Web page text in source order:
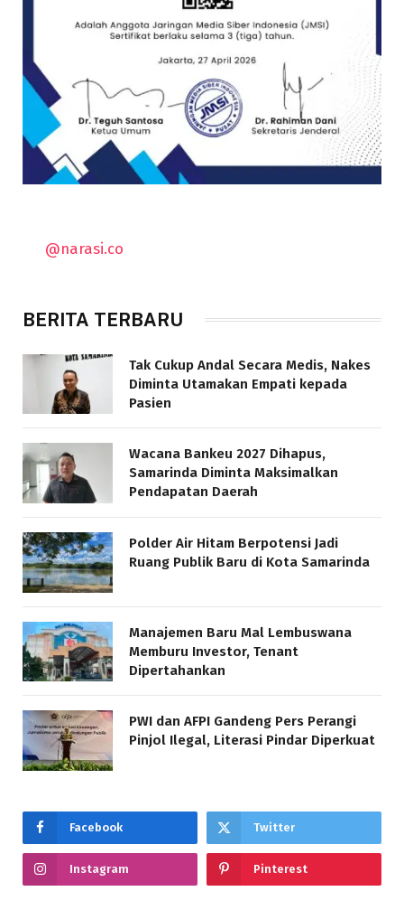
@narasi.co
BERITA TERBARU
Tak Cukup Andal Secara Medis, Nakes
Diminta Utamakan Empati kepada
Pasien
Wacana Bankeu 2027 Dihapus,
Samarinda Diminta Maksimalkan
Pendapatan Daerah
Polder Air Hitam Berpotensi Jadi
Ruang Publik Baru di Kota Samarinda
Manajemen Baru Mal Lembuswana
Memburu Investor, Tenant
Dipertahankan
PWI dan AFPI Gandeng Pers Perangi
Pinjol Ilegal, Literasi Pindar Diperkuat
Facebook Twitter
Instagram Pinterest